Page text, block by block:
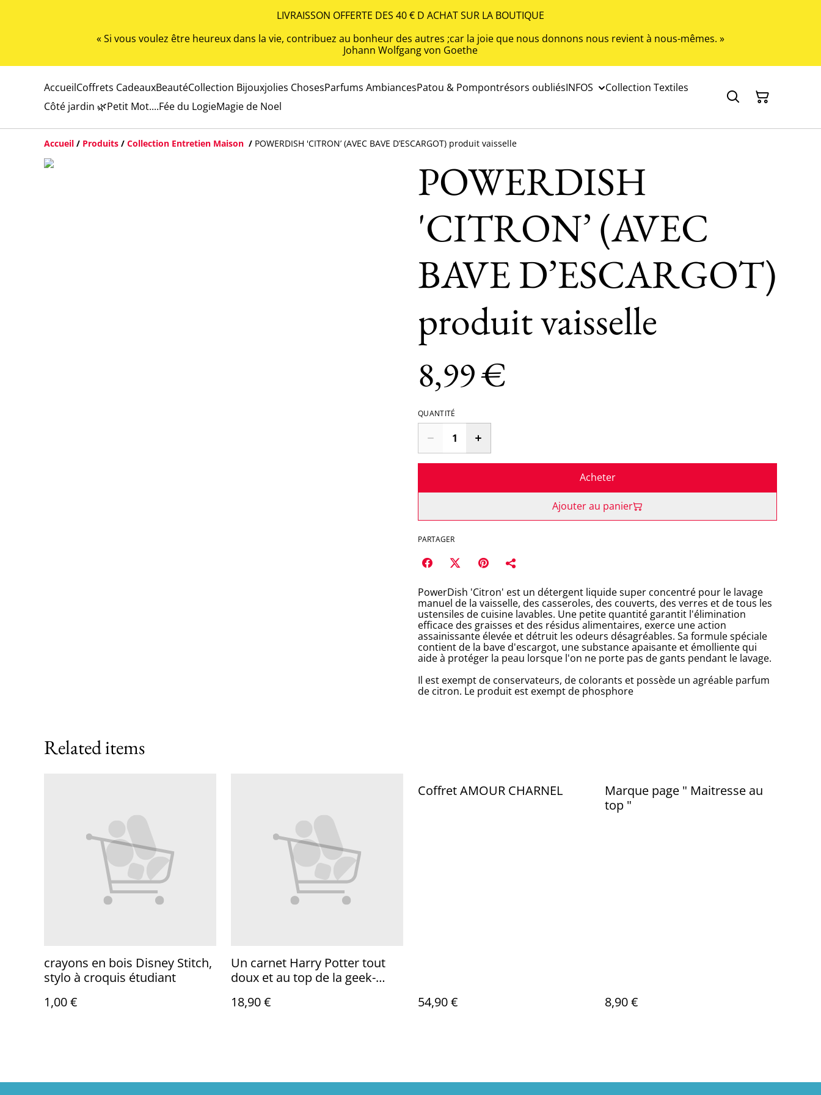
LIVRAISSON OFFERTE DES 40 € D ACHAT SUR LA BOUTIQUE
« Si vous voulez être heureux dans la vie, contribuez au bonheur des autres ;car la joie que nous donnons nous revient à nous-mêmes. »
Johann Wolfgang von Goethe
AccueilCoffrets CadeauxBeautéCollection Bijouxjolies ChosesParfums AmbiancesPatou & Pompontrésors oubliésINFOS
Collection Textiles
Côté jardin 🌿Petit Mot....Fée du LogieMagie de Noel
Accueil / Produits / Collection Entretien Maison / POWERDISH 'CITRON’ (AVEC BAVE D’ESCARGOT) produit vaisselle
POWERDISH
'CITRON’ (AVEC
BAVE D’ESCARGOT)
produit vaisselle
8,99 €
QUANTITÉ
Acheter
Ajouter au panier
PARTAGER
PowerDish 'Citron' est un détergent liquide super concentré pour le lavage
manuel de la vaisselle, des casseroles, des couverts, des verres et de tous les
ustensiles de cuisine lavables. Une petite quantité garantit l'élimination
efficace des graisses et des résidus alimentaires, exerce une action
assainissante élevée et détruit les odeurs désagréables. Sa formule spéciale
contient de la bave d'escargot, une substance apaisante et émolliente qui
aide à protéger la peau lorsque l'on ne porte pas de gants pendant le lavage.
Il est exempt de conservateurs, de colorants et possède un agréable parfum
de citron. Le produit est exempt de phosphore
Related items
crayons en bois Disney Stitch,
stylo à croquis étudiant
1,00 €
Un carnet Harry Potter tout
doux et au top de la geek-
18,90 €
Coffret AMOUR CHARNEL
54,90 €
Marque page " Maitresse au
top "
8,90 €